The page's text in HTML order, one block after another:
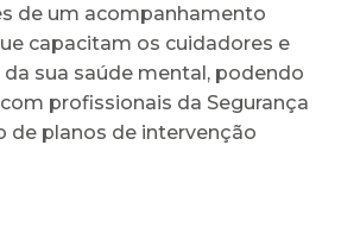
de um acompanhamento
capacitam os cuidadores e
sua saúde mental, podendo
profissionais da Segurança
de planos de intervenção